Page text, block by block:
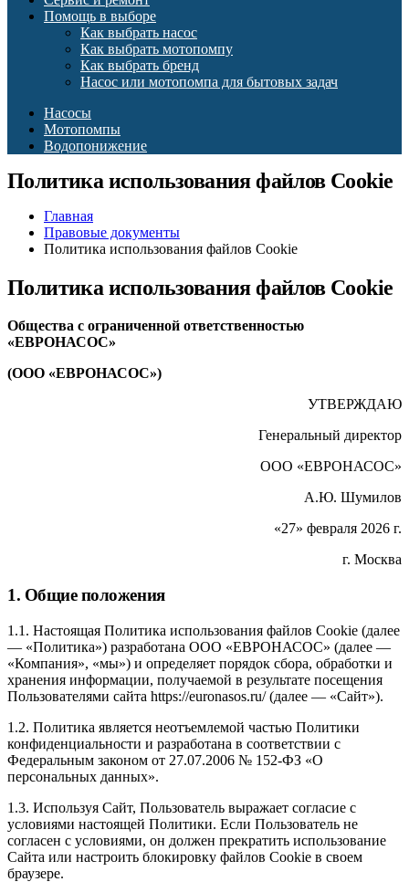
Помощь в выборе
Как выбрать насос
Как выбрать мотопомпу
Как выбрать бренд
Насос или мотопомпа для бытовых задач
Насосы
Мотопомпы
Водопонижение
Политика использования файлов Cookie
Главная
Правовые документы
Политика использования файлов Cookie
Политика использования файлов Cookie
Общества с ограниченной ответственностью
«ЕВРОНАСОС»
(ООО «ЕВРОНАСОС»)
УТВЕРЖДАЮ
Генеральный директор
ООО «ЕВРОНАСОС»
А.Ю. Шумилов
«27» февраля 2026 г.
г. Москва
1. Общие положения
1.1. Настоящая Политика использования файлов Cookie (далее
— «Политика») разработана ООО «ЕВРОНАСОС» (далее —
«Компания», «мы») и определяет порядок сбора, обработки и
хранения информации, получаемой в результате посещения
Пользователями сайта https://euronasos.ru/ (далее — «Сайт»).
1.2. Политика является неотъемлемой частью Политики
конфиденциальности и разработана в соответствии с
Федеральным законом от 27.07.2006 № 152-ФЗ «О
персональных данных».
1.3. Используя Сайт, Пользователь выражает согласие с
условиями настоящей Политики. Если Пользователь не
согласен с условиями, он должен прекратить использование
Сайта или настроить блокировку файлов Cookie в своем
браузере.